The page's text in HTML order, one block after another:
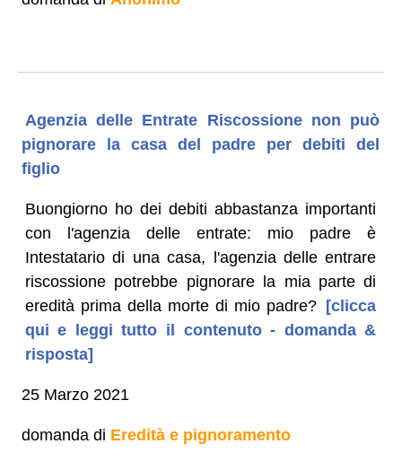
Agenzia delle Entrate Riscossione non può
pignorare la casa del padre per debiti del
figlio
Buongiorno ho dei debiti abbastanza importanti
con l'agenzia delle entrate: mio padre è
Intestatario di una casa, l'agenzia delle entrare
riscossione potrebbe pignorare la mia parte di
eredità prima della morte di mio padre? [clicca
qui e leggi tutto il contenuto - domanda &
risposta]
25 Marzo 2021
domanda di Eredità e pignoramento